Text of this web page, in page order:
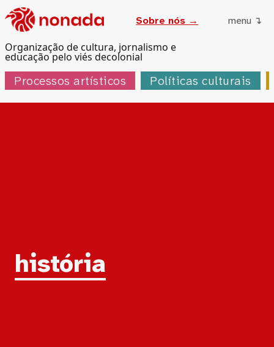
Organização de cultura, jornalismo e
educação pelo viés decolonial
Sobre nós → menu ↴
Processos artísticos Políticas culturais
Tag:
história